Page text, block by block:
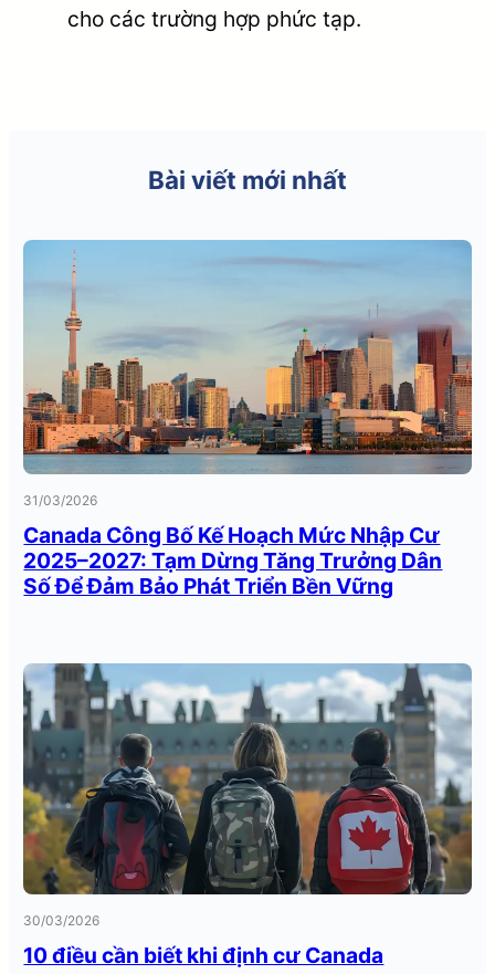
cho các trường hợp phức tạp.
Bài viết mới nhất
31/03/2026
Canada Công Bố Kế Hoạch Mức Nhập Cư
2025–2027: Tạm Dừng Tăng Trưởng Dân
Số Để Đảm Bảo Phát Triển Bền Vững
30/03/2026
10 điều cần biết khi định cư Canada